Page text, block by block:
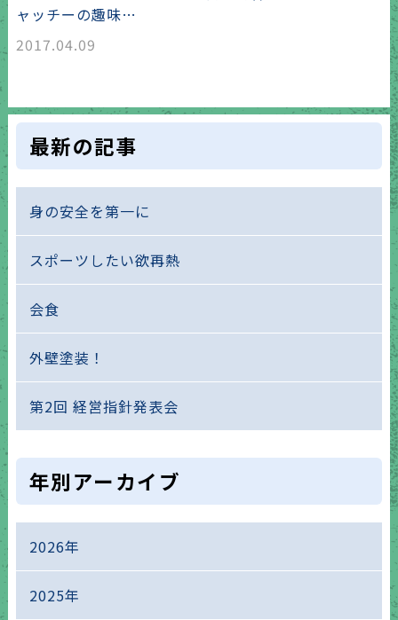
ャッチーの趣味…
2017.04.09
最新の記事
身の安全を第一に
スポーツしたい欲再熱
会食
外壁塗装！
第2回 経営指針発表会
年別アーカイブ
2026年
2025年